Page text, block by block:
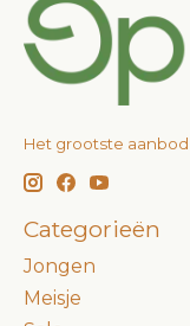
Het grootste
Categorieën
Jongen
Meisje